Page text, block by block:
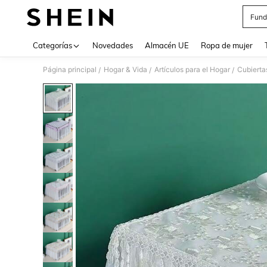
Categorías Novedades Almacén UE Ropa de mujer
Página principal / Hogar & Vida / Artículos para el Hogar /